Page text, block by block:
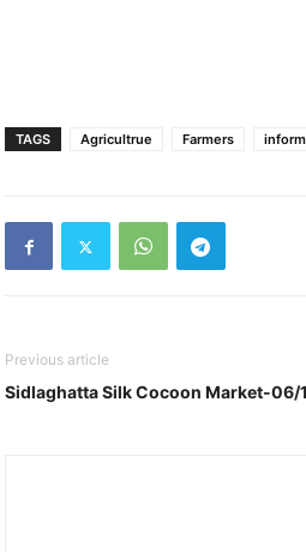
TAGS Agricultrue Farmers
Previous article
Sidlaghatta Silk Cocoon Market-